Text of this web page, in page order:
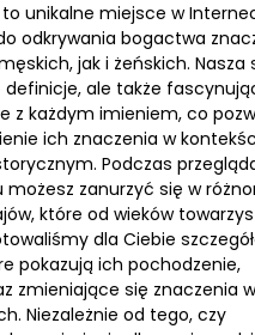
unikalne miejsce w
odkrywania bogactwa
jak i żeńskich. Nasza
ale także
z każdym imieniem, co
ich znaczenia w
Podczas
zanurzyć się w
które od wieków
dla Ciebie
pokazują ich pochodzenie,
zmieniające się znaczenia w
Niezależnie od tego, czy